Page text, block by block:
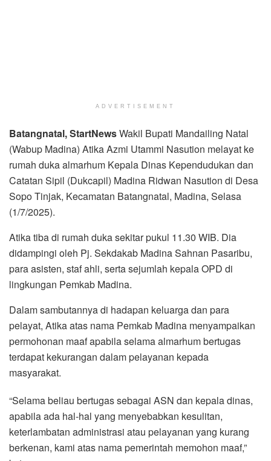
ADVERTISEMENT
Batangnatal, StartNewsWakil Bupati Mandailing Natal
(Wabup Madina) Atika Azmi Utammi Nasution melayat ke
rumah duka almarhum Kepala Dinas Kependudukan dan
Catatan Sipil (Dukcapil) Madina Ridwan Nasution di Desa
Sopo Tinjak, Kecamatan Batangnatal, Madina, Selasa
(1/7/2025).
Atika tiba di rumah duka sekitar pukul 11.30 WIB. Dia
didampingi oleh Pj. Sekdakab Madina Sahnan Pasaribu,
para asisten, staf ahli, serta sejumlah kepala OPD di
lingkungan Pemkab Madina.
Dalam sambutannya di hadapan keluarga dan para
pelayat, Atika atas nama Pemkab Madina menyampaikan
permohonan maaf apabila selama almarhum bertugas
terdapat kekurangan dalam pelayanan kepada
masyarakat.
“Selama beliau bertugas sebagai ASN dan kepala dinas,
apabila ada hal-hal yang menyebabkan kesulitan,
keterlambatan administrasi atau pelayanan yang kurang
berkenan, kami atas nama pemerintah memohon maaf,”